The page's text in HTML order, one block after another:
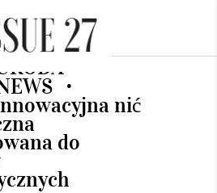
•
nić
do